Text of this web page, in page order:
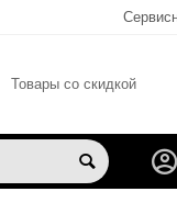
Товары со скидкой